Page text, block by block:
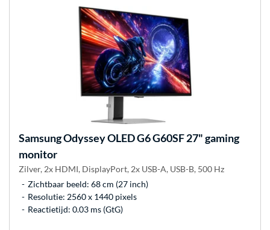
SamsungOdyssey OLED G6 G60SF 27" gaming
monitor
Zilver, 2x HDMI, DisplayPort, 2x USB-A, USB-B, 500 Hz
Zichtbaar beeld: 68 cm (27 inch)
Resolutie: 2560 x 1440 pixels
Reactietijd: 0.03 ms (GtG)